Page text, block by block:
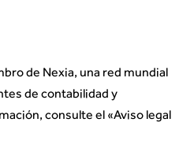
de Nexia, una red mundial
de contabilidad y
consulte el «Aviso legal